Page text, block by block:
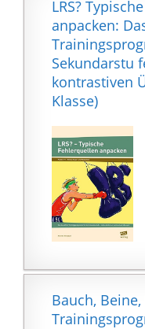
LRS?
anpacken:
Sekundarstu
kontrastiven
Klasse)
Bauch, Beine,